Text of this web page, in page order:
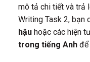
mô tả chi tiết và trả
Writing Task 2, bạn
hậuhoặc các hiện
trong tiếng Anhđể